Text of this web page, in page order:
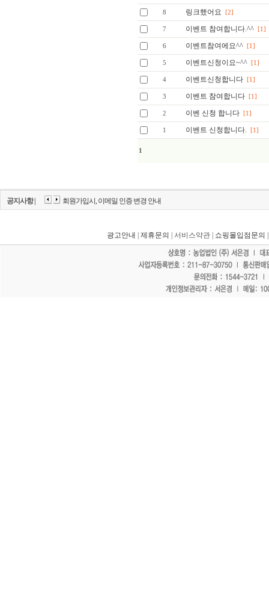
8 링크했어요 [2]
7 이벤트 참여합니다.^^ [1]
6 이벤트참여에요^^ [1]
5 이벤트신청이요~^^ [1]
4 이벤트신청합니다 [1]
3 이벤트 참여합니다 [1]
2 이벤 신청 합니다 [1]
1 이벤트 신청합니다. [1]
1
공지사항 | 회원가입시, 이메일 인증 변경 안내
광고안내 제휴문의 | 서비스약관 | 쇼핑몰입점문의
"홈페이지 모든 게시물에